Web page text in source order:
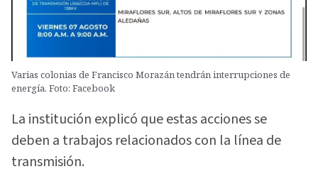
Varias colonias de Francisco Morazán tendrán interrupciones de
energía. Foto: Facebook
La institución explicó que estas acciones se
deben a trabajos relacionados con la línea de
transmisión.